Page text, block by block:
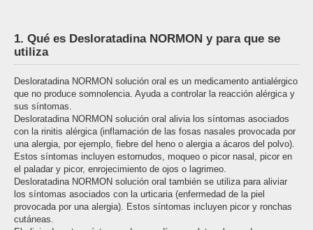
1. Qué es Desloratadina NORMON y para que se
utiliza
Desloratadina NORMON solución oral es un medicamento antialérgico
que no produce somnolencia. Ayuda a controlar la reacción alérgica y
sus síntomas.
Desloratadina NORMON solución oral alivia los síntomas asociados
con la rinitis alérgica (inflamación de las fosas nasales provocada por
una alergia, por ejemplo, fiebre del heno o alergia a ácaros del polvo).
Estos síntomas incluyen estornudos, moqueo o picor nasal, picor en
el paladar y picor, enrojecimiento de ojos o lagrimeo.
Desloratadina NORMON solución oral también se utiliza para aliviar
los síntomas asociados con la urticaria (enfermedad de la piel
provocada por una alergia). Estos síntomas incluyen picor y ronchas
cutáneas.